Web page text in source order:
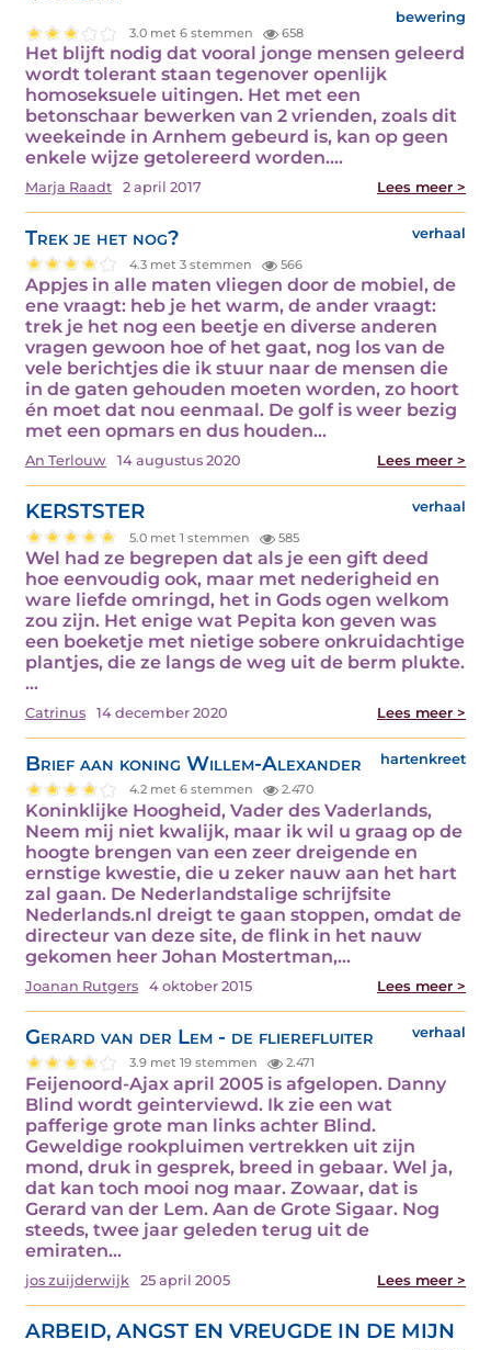
bewering
3.0 met 6 stemmen 658
Het blijft nodig dat vooral jonge mensen geleerd
wordt tolerant staan tegenover openlijk
homoseksuele uitingen. Het met een
betonschaar bewerken van 2 vrienden, zoals dit
weekeinde in Arnhem gebeurd is, kan op geen
enkele wijze getolereerd worden.…
Marja Raadt 2 april 2017 Lees meer >
Trek je het nog? verhaal
4.3 met 3 stemmen 566
Appjes in alle maten vliegen door de mobiel, de
ene vraagt: heb je het warm, de ander vraagt:
trek je het nog een beetje en diverse anderen
vragen gewoon hoe of het gaat, nog los van de
vele berichtjes die ik stuur naar de mensen die
in de gaten gehouden moeten worden, zo hoort
én moet dat nou eenmaal. De golf is weer bezig
met een opmars en dus houden…
An Terlouw 14 augustus 2020 Lees meer >
KERSTSTER verhaal
5.0 met 1 stemmen 585
Wel had ze begrepen dat als je een gift deed
hoe eenvoudig ook, maar met nederigheid en
ware liefde omringd, het in Gods ogen welkom
zou zijn. Het enige wat Pepita kon geven was
een boeketje met nietige sobere onkruidachtige
plantjes, die ze langs de weg uit de berm plukte.
…
Catrinus 14 december 2020 Lees meer >
Brief aan koning Willem-Alexander hartenkreet
4.2 met 6 stemmen 2.470
Koninklijke Hoogheid, Vader des Vaderlands,
Neem mij niet kwalijk, maar ik wil u graag op de
hoogte brengen van een zeer dreigende en
ernstige kwestie, die u zeker nauw aan het hart
zal gaan. De Nederlandstalige schrijfsite
Nederlands.nl dreigt te gaan stoppen, omdat de
directeur van deze site, de flink in het nauw
gekomen heer Johan Mostertman,…
Joanan Rutgers 4 oktober 2015 Lees meer >
Gerard van der Lem - de flierefluiter verhaal
3.9 met 19 stemmen 2.471
Feijenoord-Ajax april 2005 is afgelopen. Danny
Blind wordt geinterviewd. Ik zie een wat
pafferige grote man links achter Blind.
Geweldige rookpluimen vertrekken uit zijn
mond, druk in gesprek, breed in gebaar. Wel ja,
dat kan toch mooi nog maar. Zowaar, dat is
Gerard van der Lem. Aan de Grote Sigaar. Nog
steeds, twee jaar geleden terug uit de
emiraten…
jos zuijderwijk 25 april 2005 Lees meer >
ARBEID, ANGST EN VREUGDE IN DE MIJN